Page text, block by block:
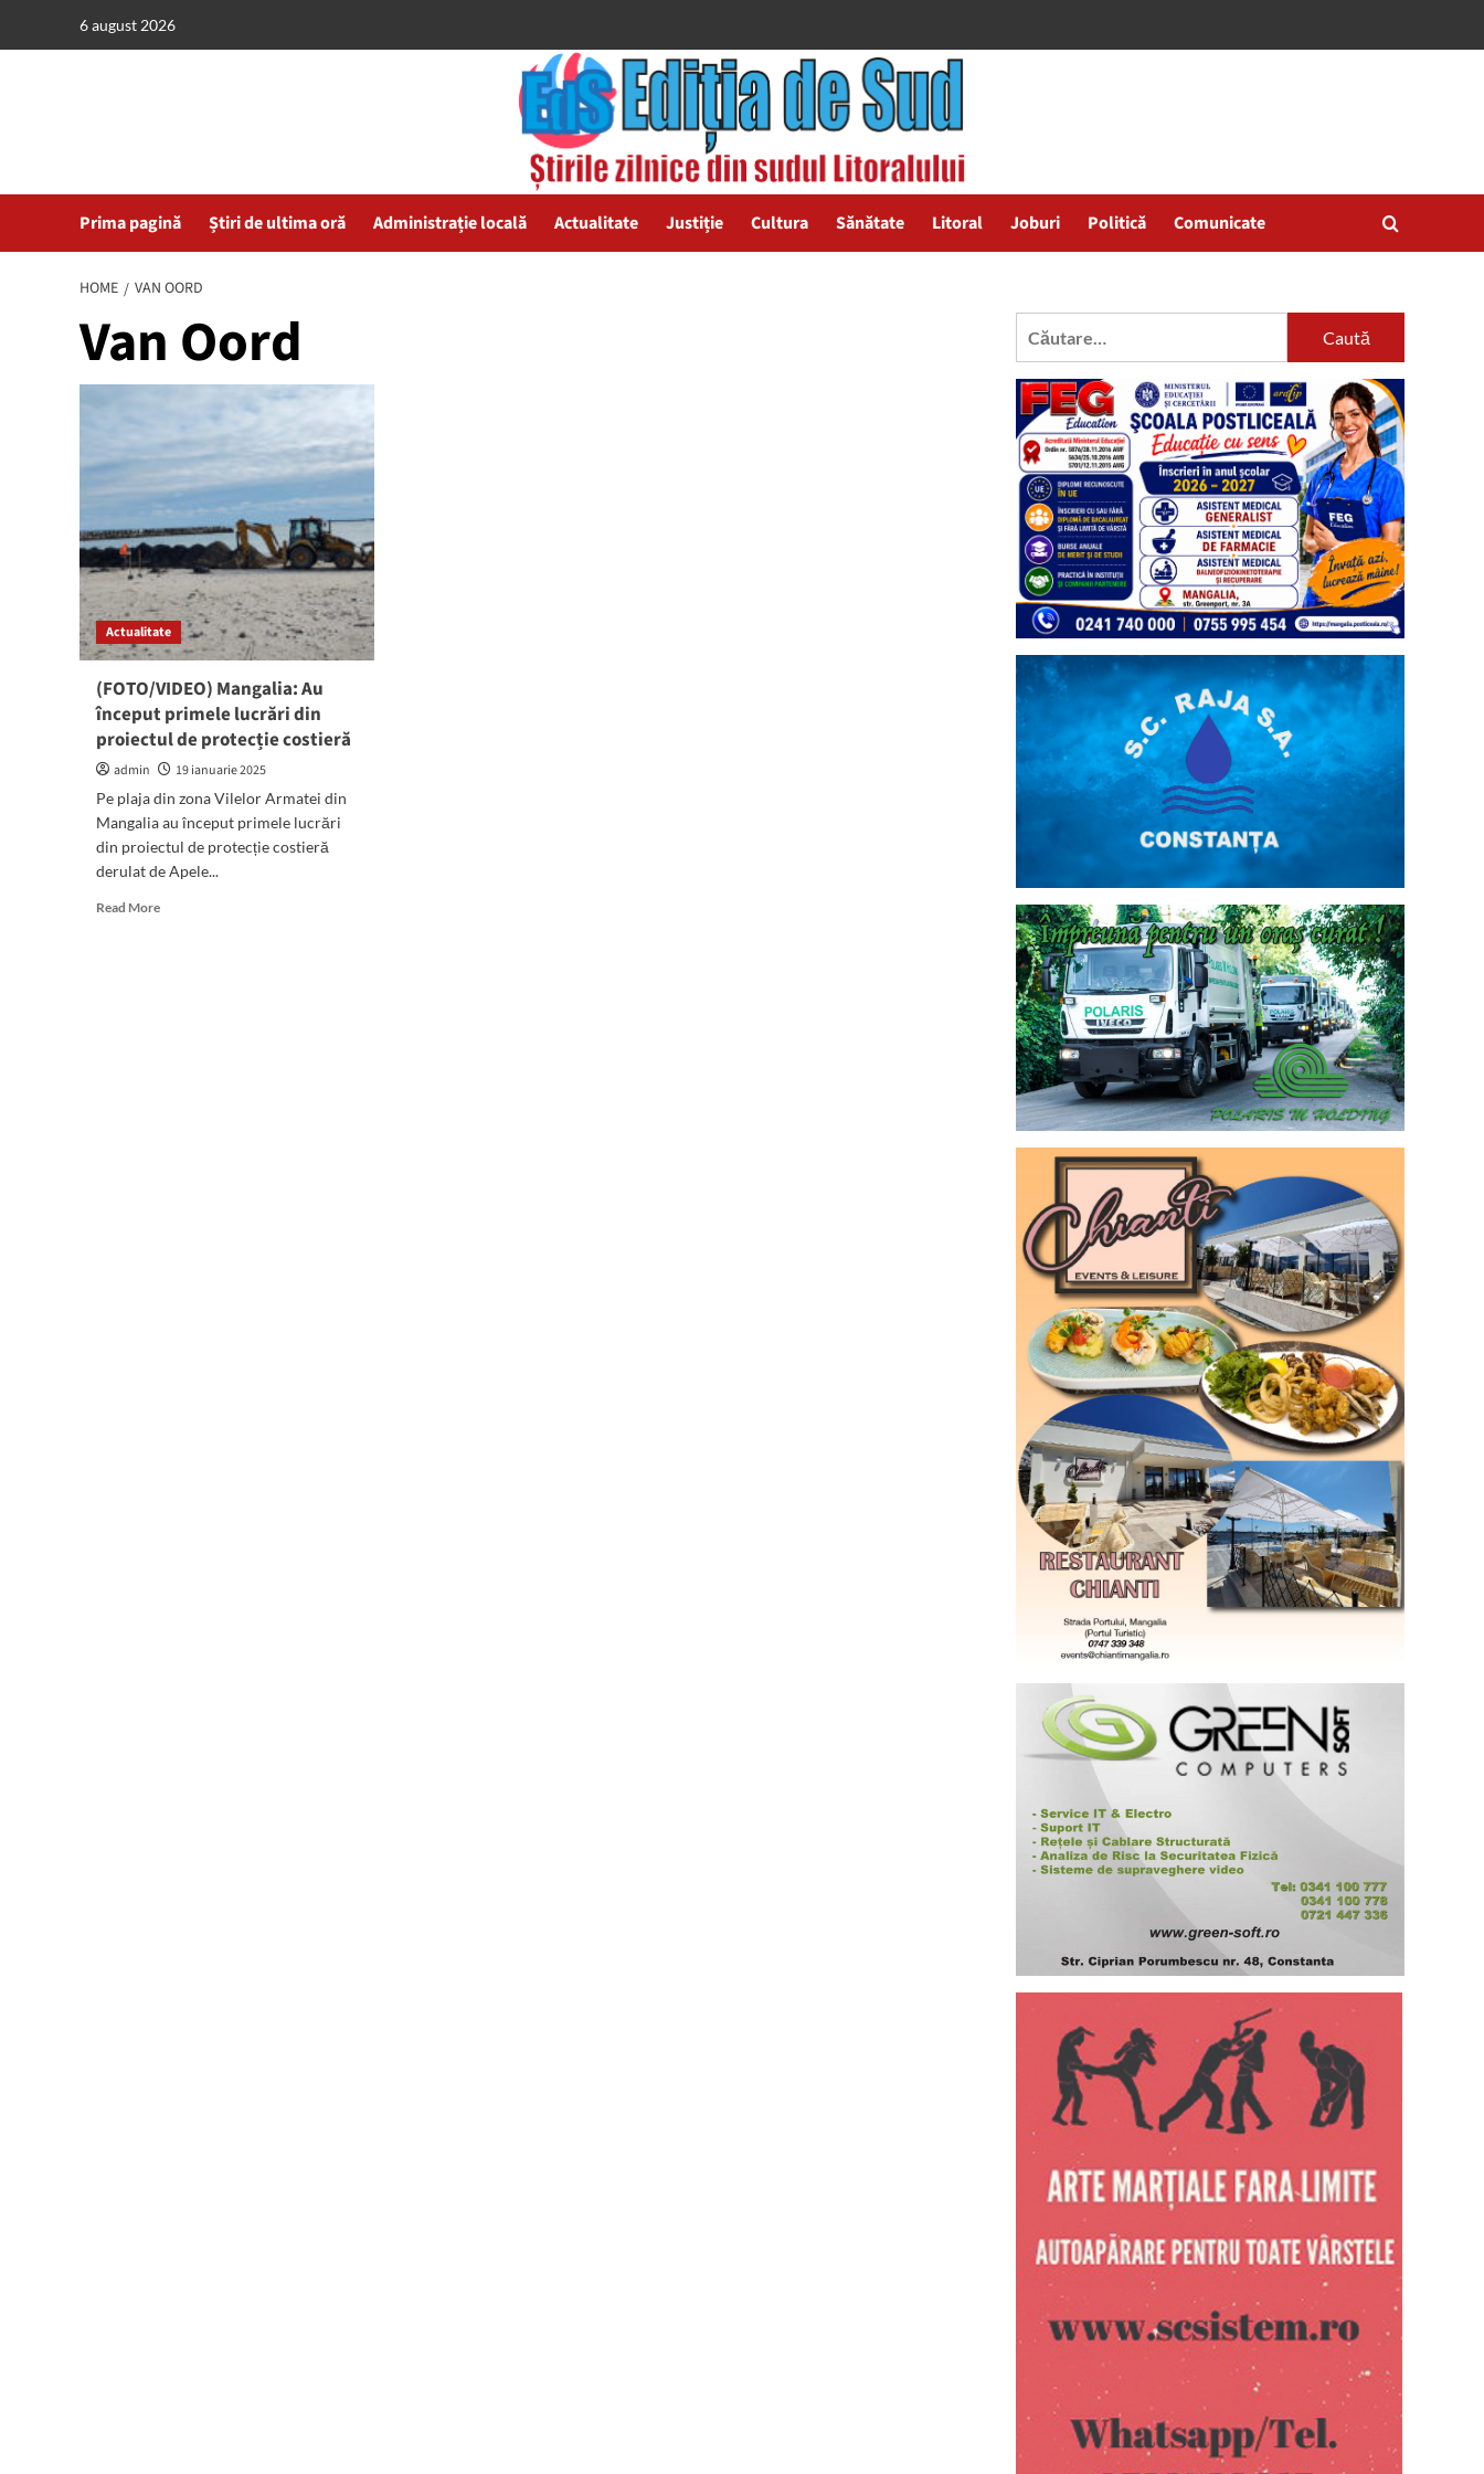
6 august 2026
Prima pagină Știri de ultima oră Administrație locală Actualitate Justiție Cultura Sănătate Litoral Joburi Politică Comunicate
HOME VAN OORD
Van Oord
Actualitate
(FOTO/VIDEO) Mangalia: Au
început primele lucrări din
proiectul de protecție costieră
admin
19 ianuarie 2025
Pe plaja din zona Vilelor Armatei din
Mangalia au început primele lucrări
din proiectul de protecție costieră
derulat de Apele...
Read MoreRead
Caută